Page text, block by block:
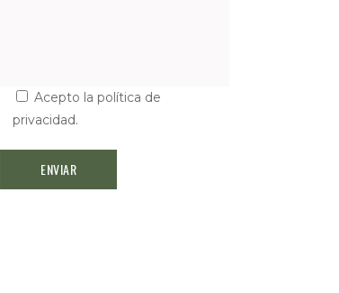
Acepto la política de
privacidad.